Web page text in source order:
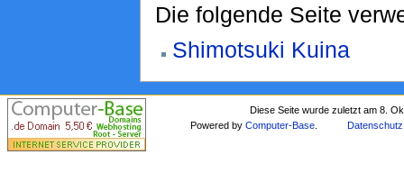
Die folgende Seite
Shimotsuki Kuina
Diese Seite wurde zuletzt am 8.
Powered byComputer-Base Datenschutz